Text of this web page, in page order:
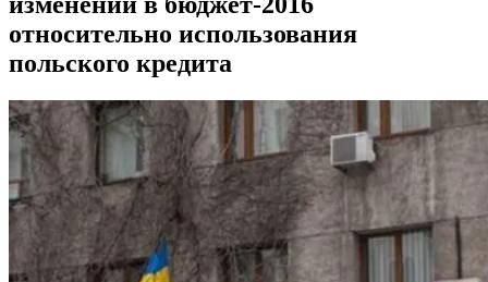
относительно использования
польского кредита